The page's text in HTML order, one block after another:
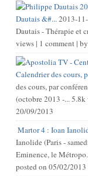
Dautais &#...2013-
Dautais - Thérapie et
views| 1 comment| by
Calendrier des cours,
des cours, par
(octobre 2013 -...5.8k
20/09/2013
Martor 4 : Ioan
Ianolide (Paris - samedi le 9 février
Eminence, le
posted on 05/02/2013